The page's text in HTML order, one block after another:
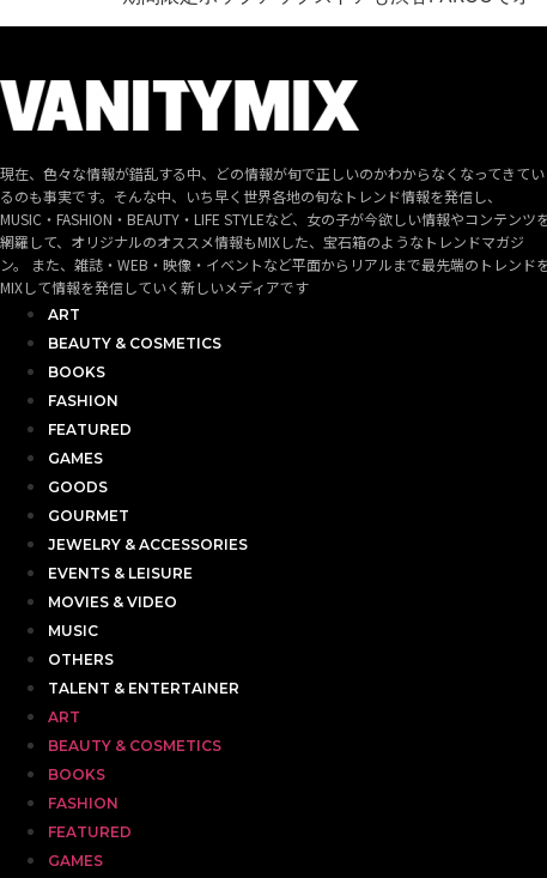
現在、色々な情報が錯乱する中、どの情報が旬で正しいのかわからなくなってきてい
るのも事実です。そんな中、いち早く世界各地の旬なトレンド情報を発信し、
MUSIC・FASHION・BEAUTY・LIFE STYLEなど、女の子が今欲しい情報やコンテンツ
網羅して、オリジナルのオススメ情報もMIXした、宝石箱のようなトレンドマガジ
ン。 また、雑誌・WEB・映像・イベントなど平面からリアルまで最先端のトレンド
MIXして情報を発信していく新しいメディアです
ART
BEAUTY & COSMETICS
BOOKS
FASHION
FEATURED
GAMES
GOODS
GOURMET
JEWELRY & ACCESSORIES
EVENTS & LEISURE
MOVIES & VIDEO
MUSIC
OTHERS
TALENT & ENTERTAINER
ART
BEAUTY & COSMETICS
BOOKS
FASHION
FEATURED
GAMES